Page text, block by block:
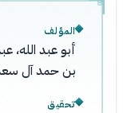
المؤلف
أبو عبد الله،
بن حمد آل
تحقيق